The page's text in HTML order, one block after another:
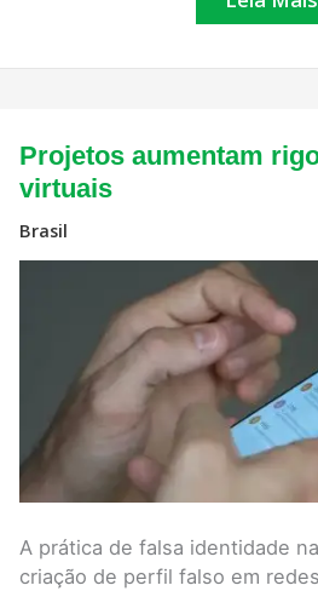
Projetos aumentam
virtuais
Brasil
A prática de falsa identidade
criação de perfil falso em
Projetos